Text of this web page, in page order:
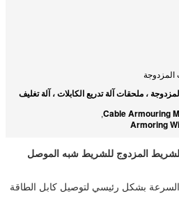
المزدوجة
، ملحقات آلة تدريع الكابلات ، آلة تغليف
Cable Armouring
,
Armoring
للشريط المزدوج للشريط شبه الموصل
بشكل رئيسي لتوصيل كابل الطاقة